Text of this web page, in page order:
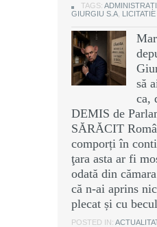
TAGS:
GIURGIU S.A LICITATIE
să
ca,
DEMIS de
SĂRĂCIT
comporți în
ţara asta ar fi
odată din
că n-ai aprins
plecat și cu
POSTED IN: